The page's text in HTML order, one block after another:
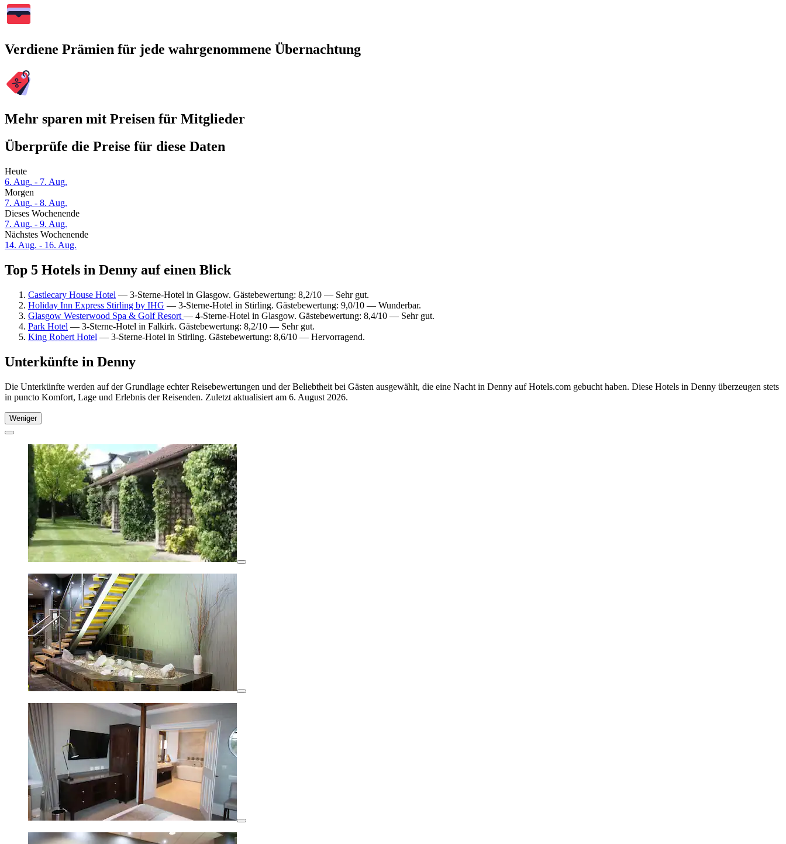
Verdiene Prämien für jede wahrgenommene Übernachtung
Mehr sparen mit Preisen für Mitglieder
Überprüfe die Preise für diese Daten
Heute
6. Aug. - 7. Aug.
Morgen
7. Aug. - 8. Aug.
Dieses Wochenende
7. Aug. - 9. Aug.
Nächstes Wochenende
14. Aug. - 16. Aug.
Top 5 Hotels in Denny auf einen Blick
Castlecary House Hotel — 3-Sterne-Hotel in Glasgow. Gästebewertung: 8,2/10 — Sehr gut.
Holiday Inn Express Stirling by IHG — 3-Sterne-Hotel in Stirling. Gästebewertung: 9,0/10 — Wunderbar.
Glasgow Westerwood Spa & Golf Resort — 4-Sterne-Hotel in Glasgow. Gästebewertung: 8,4/10 — Sehr gut.
Park Hotel — 3-Sterne-Hotel in Falkirk. Gästebewertung: 8,2/10 — Sehr gut.
King Robert Hotel — 3-Sterne-Hotel in Stirling. Gästebewertung: 8,6/10 — Hervorragend.
Unterkünfte in Denny
Die Unterkünfte werden auf der Grundlage echter Reisebewertungen und der Beliebtheit bei Gästen ausgewählt, die eine Nacht in Denny auf Hotels.com gebucht haben. Diese Hotels in Denny überzeugen stets
in puncto Komfort, Lage und Erlebnis der Reisenden. Zuletzt aktualisiert am 6. August 2026.
Weniger